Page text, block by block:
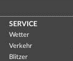
SERVICE
Wetter
Verkehr
Blitzer